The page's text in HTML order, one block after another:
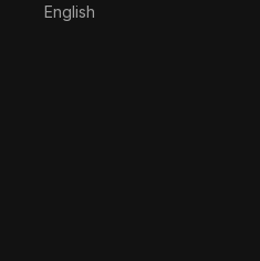
Выберите язык
English